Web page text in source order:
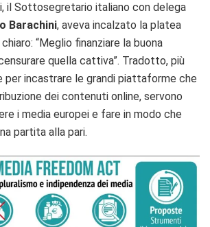
il Sottosegretario italiano con delega
Barachini, aveva incalzato la platea
chiaro: “Meglio finanziare la buona
quella cattiva”. Tradotto, più
incastrare le grandi piattaforme che
dei contenuti online, servono
i media europei e fare in modo che
partita alla pari.